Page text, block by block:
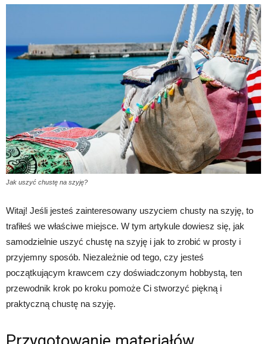
Jak uszyć chustę na szyję?
Witaj! Jeśli jesteś zainteresowany uszyciem chusty na szyję, to
trafiłeś we właściwe miejsce. W tym artykule dowiesz się, jak
samodzielnie uszyć chustę na szyję i jak to zrobić w prosty i
przyjemny sposób. Niezależnie od tego, czy jesteś
początkującym krawcem czy doświadczonym hobbystą, ten
przewodnik krok po kroku pomoże Ci stworzyć piękną i
praktyczną chustę na szyję.